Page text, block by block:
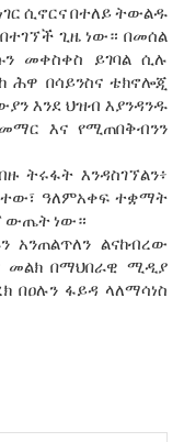
ሲኖርና በተለይ ትውልዱ
ጊዜ ነው። በመሰል
መቀስቀስ ይገባል ሲሉ
ሕዋ በሳይንስና ቴክኖሎጂ
እንደ ህዝብ እያንዳንዱ
እና የሚጠበቅብንን
ትሩፋት እንዳስገኘልን፥
ዓለምአቀፍ ተቋማት
ውጤት ነው።
አንጠልጥለን ልናከብረው
መልክ በማህበራዊ ሚዲያ
በዐሉን ፋይዳ ላለማሳነስ